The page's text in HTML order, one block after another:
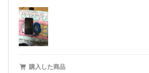
購入した商品